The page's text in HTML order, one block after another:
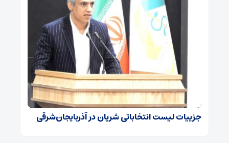
جزییات لیست انتخاباتی شریان در آذربایجان‌شرقی